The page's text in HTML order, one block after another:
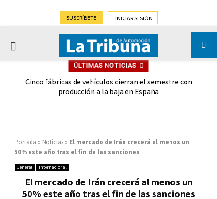
SUSCRÍBETE INICIAR SESIÓN
PRIMARY
ÚLTIMAS NOTICIAS
Cinco fábricas de vehículos cierran el semestre con
producción a la baja en España
Portada » Noticias » El mercado de Irán crecerá al menos un
50% este año tras el fin de las sanciones
General Internacional
El mercado de Irán crecerá al menos un
50% este año tras el fin de las sanciones